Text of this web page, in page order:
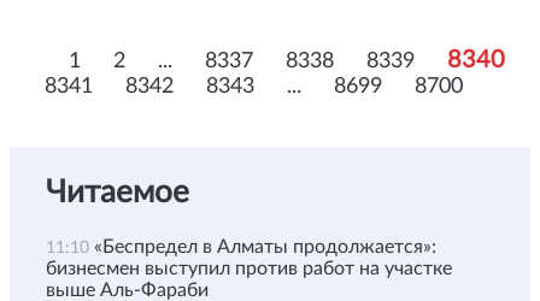
1 2 ... 8337 8338 8339 8340
8341 8342 8343 ... 8699 8700
Читаемое
11:10 «Беспредел в Алматы продолжается»:
бизнесмен выступил против работ на участке
выше Аль-Фараби